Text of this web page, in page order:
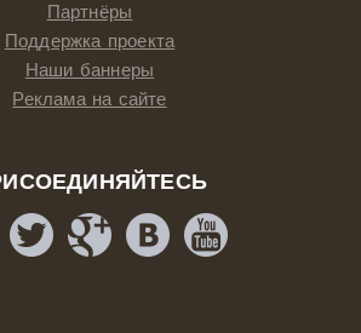
Партнёры
Поддержка проекта
Наши баннеры
Реклама на сайте